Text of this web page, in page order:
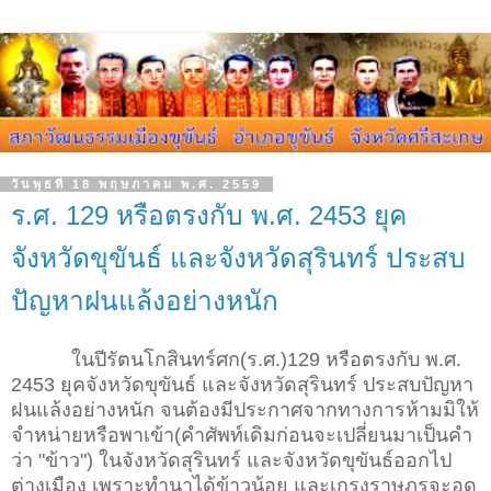
วันพุธที่ 18 พฤษภาคม พ.ศ. 2559
ร.ศ. 129 หรือตรงกับ พ.ศ. 2453 ยุค
จังหวัดขุขันธ์ และจังหวัดสุรินทร์ ประสบ
ปัญหาฝนแล้งอย่างหนัก
ในปีรัตนโกสินทร์ศก(ร.ศ.)129 หรือตรงกับ พ.ศ.
2453 ยุคจังหวัดขุขันธ์ และจังหวัดสุรินทร์ ประสบปัญหา
ฝนแล้งอย่างหนัก จนต้องมีประกาศจากทางการห้ามมิให้
จำหน่ายหรือพาเข้า(คำศัพท์เดิมก่อนจะเปลี่ยนมาเป็นคำ
ว่า "ข้าว") ในจังหวัดสุรินทร์ และจังหวัดขุขันธ์ออกไป
ต่างเมือง เพราะทำนาได้ข้าวน้อย และเกรงราษฏรจะอด